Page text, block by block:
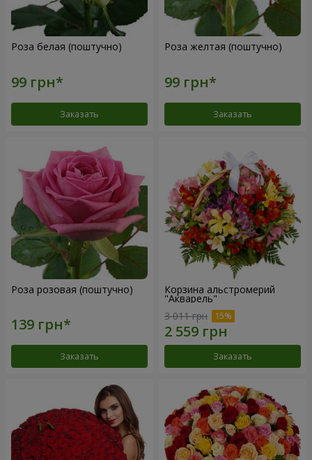
Роза белая (поштучно)
Заказать
Роза желтая (поштучно)
Заказать
Роза розовая (поштучно)
Заказать
Корзина альстромерий
"Акварель"
3 011 грн
Заказать